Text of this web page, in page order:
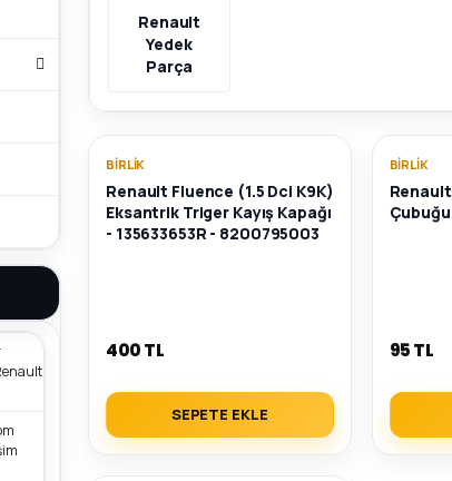
Renault
Yedek
Parça
BIRLIK
Renault Fluence (1.5 Dci K9K)
Eksantrik Triger Kayış Kapağı
- 135633653R - 8200795003
400 TL
SEPETE EKLE
BIRLIK
95 TL